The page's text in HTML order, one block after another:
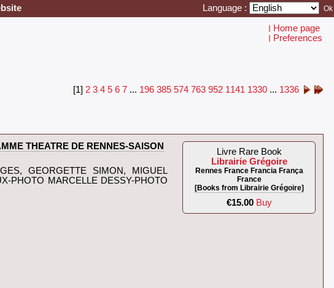
Language :
Home page
Preferences
[1] 2 3 4 5 6 7 ... 196 385 574 763 952 1141 1330 ... 1336
THEATRE DE RENNES-SAISON
GEORGETTE SIMON, MIGUEL
PHOTO MARCELLE DESSY-PHOTO
Livre Rare Book
Librairie Grégoire
Rennes France Francia França
France
[Books from Librairie Grégoire]
€15.00 Buy